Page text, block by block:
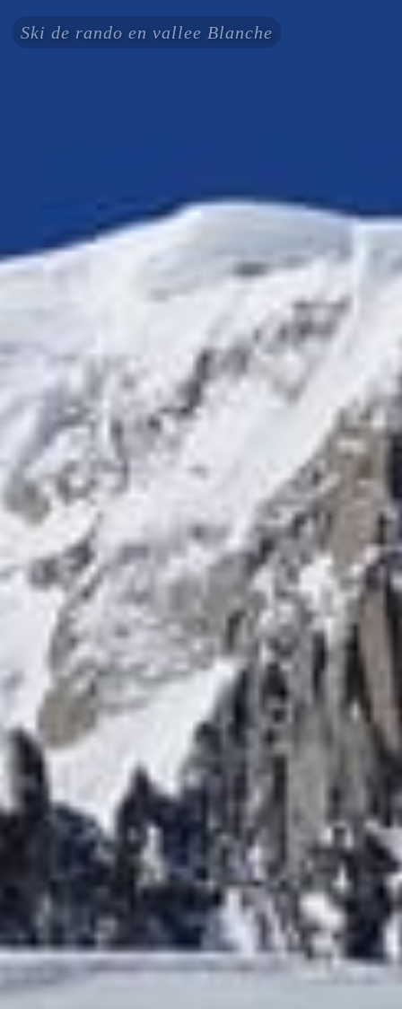
Ski de rando en vallee Blanche